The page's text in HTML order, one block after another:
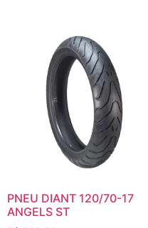
PNEU DIANT 120/70-17
ANGELS ST